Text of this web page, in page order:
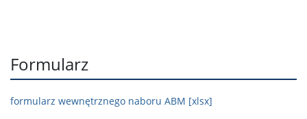
Formularz
formularz wewnętrznego naboru ABM [xlsx]